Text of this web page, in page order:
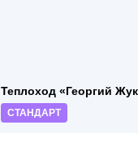
Теплоход «Георгий
СТАНДАРТ